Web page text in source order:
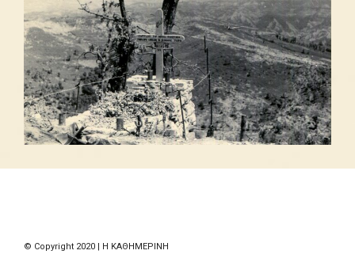
© Copyright 2020 | Η ΚΑΘΗΜΕΡΙΝΗ